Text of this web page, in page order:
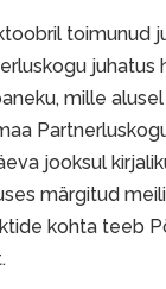
toimunud
juhatus
mille
jooksul
märgitud
kohta teeb